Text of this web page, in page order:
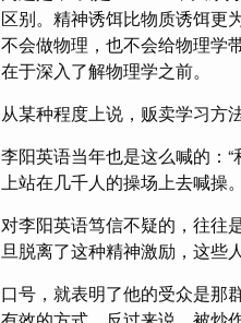
区别。精神诱饵比物质诱饵更
不会做物理，也不会给物理学
在于深入了解物理学之前。
从某种程度上说，贩卖学习方
李阳英语当年也是这么喊的：
上站在几千人的操场上去喊操。
对李阳英语笃信不疑的，往往
旦脱离了这种精神激励，这些
口号，就表明了他的受众是那